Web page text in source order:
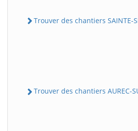
Trouver des chantiers SAINTE-
Trouver des chantiers AUREC-